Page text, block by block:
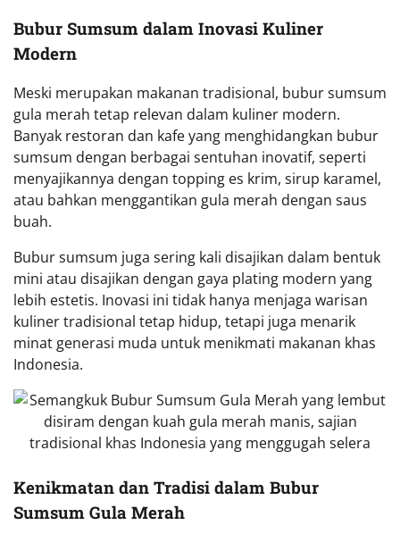
Bubur Sumsum dalam Inovasi Kuliner
Modern
Meski merupakan makanan tradisional, bubur sumsum
gula merah tetap relevan dalam kuliner modern.
Banyak restoran dan kafe yang menghidangkan bubur
sumsum dengan berbagai sentuhan inovatif, seperti
menyajikannya dengan topping es krim, sirup karamel,
atau bahkan menggantikan gula merah dengan saus
buah.
Bubur sumsum juga sering kali disajikan dalam bentuk
mini atau disajikan dengan gaya plating modern yang
lebih estetis. Inovasi ini tidak hanya menjaga warisan
kuliner tradisional tetap hidup, tetapi juga menarik
minat generasi muda untuk menikmati makanan khas
Indonesia.
Kenikmatan dan Tradisi dalam Bubur
Sumsum Gula Merah